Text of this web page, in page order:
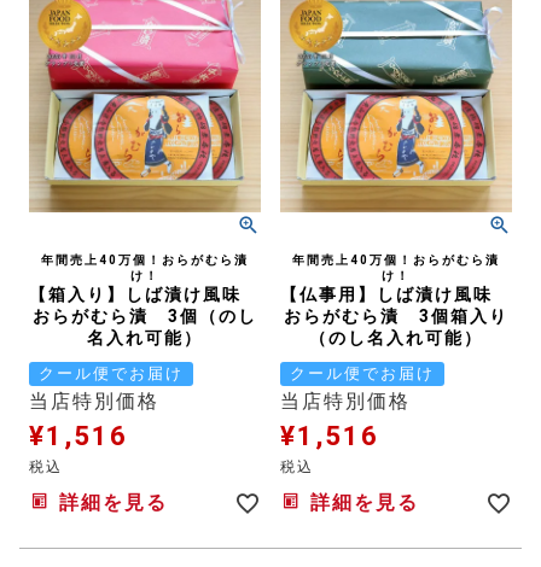
年間売上40万個！おらがむら漬
け！
【箱入り】しば漬け風味
おらがむら漬 3個（のし
名入れ可能）
クール便でお届け
当店特別価格
¥1,516
税込
詳細を見る
年間売上40万個！おらがむら漬
け！
【仏事用】しば漬け風味
おらがむら漬 3個箱入り
（のし名入れ可能）
クール便でお届け
当店特別価格
¥1,516
税込
詳細を見る